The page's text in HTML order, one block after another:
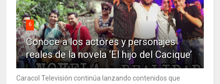
6
Conoce a los actores y personajes
reales de la novela ‘El hijo del Cacique’
Caracol Televisión continúa lanzando contenidos que